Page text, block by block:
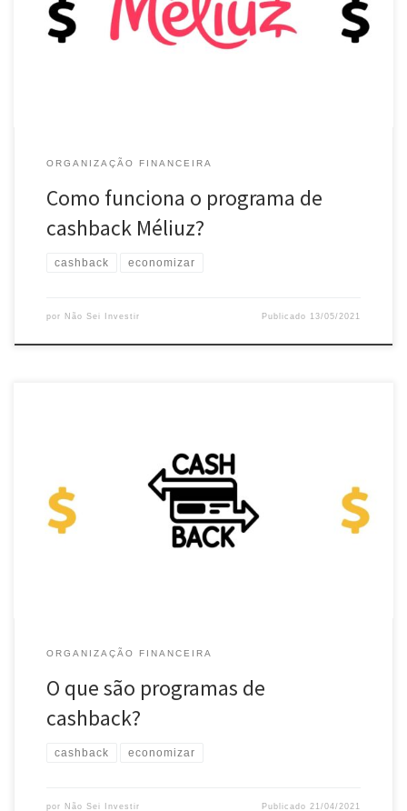
um dos melhores. Vamos conversar um pouco sobre isso. O que é
cashback? Cashback é uma palavra em inglês que significa
dinheiro de volta. Quando uma compra possui […]
ORGANIZAÇÃO FINANCEIRA
Como funciona o programa de
cashback Méliuz?
cashback economizar
por Não Sei Investir Publicado 13/05/2021
Cashback: o termo está em moda. Em todo lugar se vê falar sobre.
Sabe do que se trata? Vamos conversar um pouco sobre isso
neste artigo. Cashback: o que é? Cashback vem do inglês e
significa dinheiro de volta. A ideia básica é de você comprar algo
com desconto, só […]
ORGANIZAÇÃO FINANCEIRA
O que são programas de
cashback?
cashback economizar
por Não Sei Investir Publicado21/04/2021